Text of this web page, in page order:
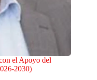
el Apoyo del
2030)